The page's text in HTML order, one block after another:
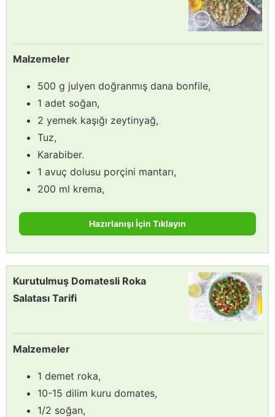
Malzemeler
500 g julyen doğranmış dana bonfile,
1 adet soğan,
2 yemek kaşığı zeytinyağ,
Tuz,
Karabiber.
1 avuç dolusu porçini mantarı,
200 ml krema,
Hazırlanışı İçin Tıklayın
Kurutulmuş Domatesli Roka
Salatası Tarifi
Malzemeler
1 demet roka,
10-15 dilim kuru domates,
1/2 soğan,